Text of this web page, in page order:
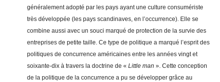
généralement adopté par les pays ayant une culture consumériste
très développée (les pays scandinaves, en l’occurrence). Elle se
combine aussi avec un souci marqué de protection de la survie des
entreprises de petite taille. Ce type de politique a marqué l’esprit des
politiques de concurrence américaines entre les années vingt et
soixante-dix à travers la doctrine de « Little man ». Cette conception
de la politique de la concurrence a pu se développer grâce au